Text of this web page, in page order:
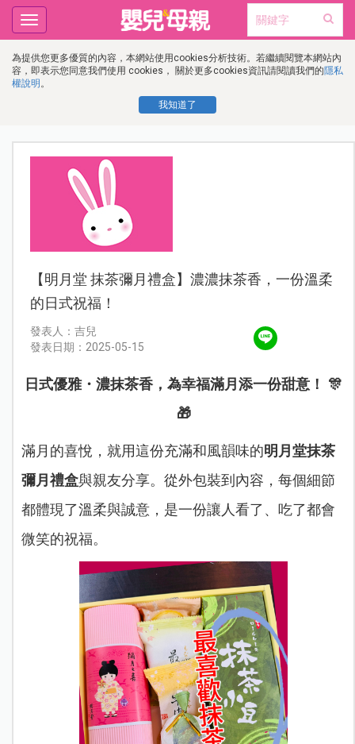
為提供您更多優質的內容，本網站使用cookies分析技術。若繼續閱覽本網站內
容，即表示您同意我們使用 cookies， 關於更多cookies資訊請閱讀我們的隱私
權說明 。
我知道了
Toggle
navigation
【明月堂 抹茶彌月禮盒】濃濃抹茶香，一份溫柔
的日式祝福！
發表人：吉兒
發表日期：2025-05-15
日式優雅・濃抹茶香，為幸福滿月添一份甜意！ 🎊
🎁
滿月的喜悅，就用這份充滿和風韻味的明月堂抹茶
彌月禮盒與親友分享。從外包裝到內容，每個細節
都體現了溫柔與誠意，是一份讓人看了、吃了都會
微笑的祝福。